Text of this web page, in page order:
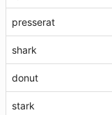
presserat
shark
donut
stark